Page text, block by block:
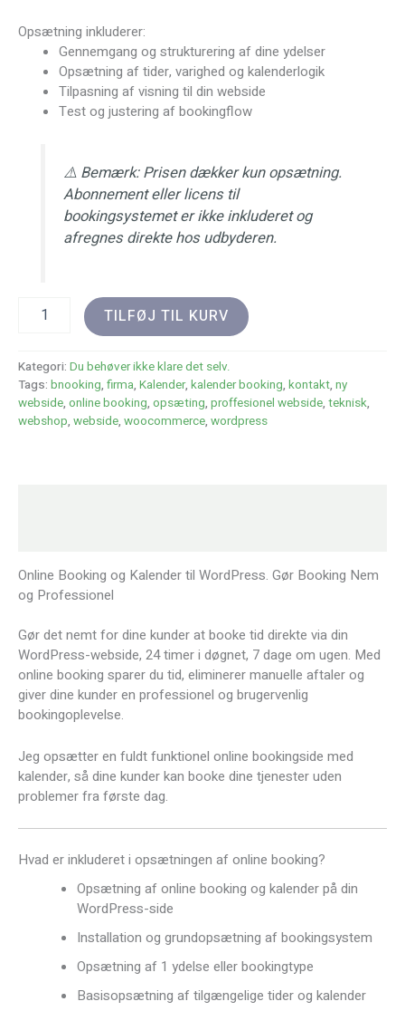
Opsætning inkluderer:
Gennemgang og strukturering af dine ydelser
Opsætning af tider, varighed og kalenderlogik
Tilpasning af visning til din webside
Test og justering af bookingflow
⚠️ Bemærk: Prisen dækker kun opsætning.
Abonnement eller licens til
bookingsystemet er ikke inkluderet og
afregnes direkte hos udbyderen.
Onlinebooking
kunder.
antal
TILFØJ TIL KURV
Kategori: Du behøver ikke klare det selv.
Tags: bnooking, firma, Kalender, kalender booking, kontakt, ny
webside, online booking, opsæting, proffesionel webside, teknisk,
webshop, webside, woocommerce, wordpress
Online Booking og Kalender til WordPress. Gør Booking Nem
og Professionel
Gør det nemt for dine kunder at booke tid direkte via din
WordPress-webside, 24 timer i døgnet, 7 dage om ugen. Med
online booking sparer du tid, eliminerer manuelle aftaler og
giver dine kunder en professionel og brugervenlig
bookingoplevelse.
Jeg opsætter en fuldt funktionel online bookingside med
kalender, så dine kunder kan booke dine tjenester uden
problemer fra første dag.
Hvad er inkluderet i opsætningen af online booking?
Opsætning af online booking og kalender på din
WordPress-side
Installation og grundopsætning af bookingsystem
Opsætning af 1 ydelse eller bookingtype
Basisopsætning af tilgængelige tider og kalender